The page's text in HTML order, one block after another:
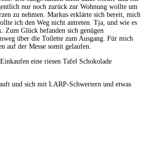
nur noch zurück zur Wohnung wollte um
zu nehmen. Markus erklärte sich bereit, mich
ich den Weg nicht antreten. Tja, und wie es
Zum Glück befanden sich genügen
über die Toilette zum Ausgang. Für mich
auf der Messe somit gelaufen.
eine riesen Tafel Schokolade
und sich mit LARP-Schwertern und etwas